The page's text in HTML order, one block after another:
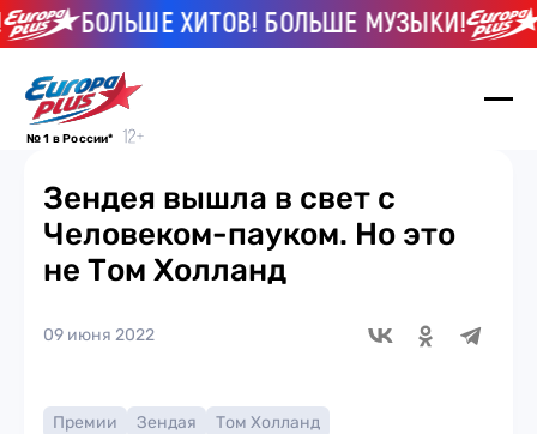
БОЛЬШЕ ХИТОВ! БОЛЬШЕ МУЗЫКИ!
№ 1 в России*
Зендея вышла в свет с
Человеком-пауком. Но это
не Том Холланд
09 июня 2022
Премии Зендая
Том Холланд